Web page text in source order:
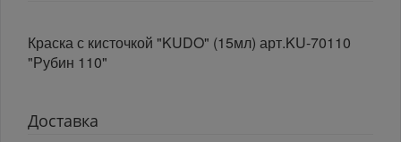
Краска с кисточкой "KUDO" (15мл) арт.KU-70110
"Рубин 110"
Доставка